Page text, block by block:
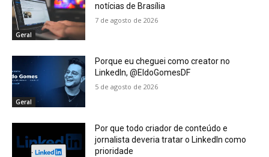
Geral
notícias de Brasília
7 de agosto de 2026
Geral
Porque eu cheguei como creator no
LinkedIn, @EldoGomesDF
5 de agosto de 2026
Por que todo criador de conteúdo e
jornalista deveria tratar o LinkedIn como
prioridade